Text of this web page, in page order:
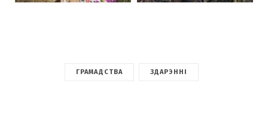
ГРАМАДСТВА ЗДАРЭННІ